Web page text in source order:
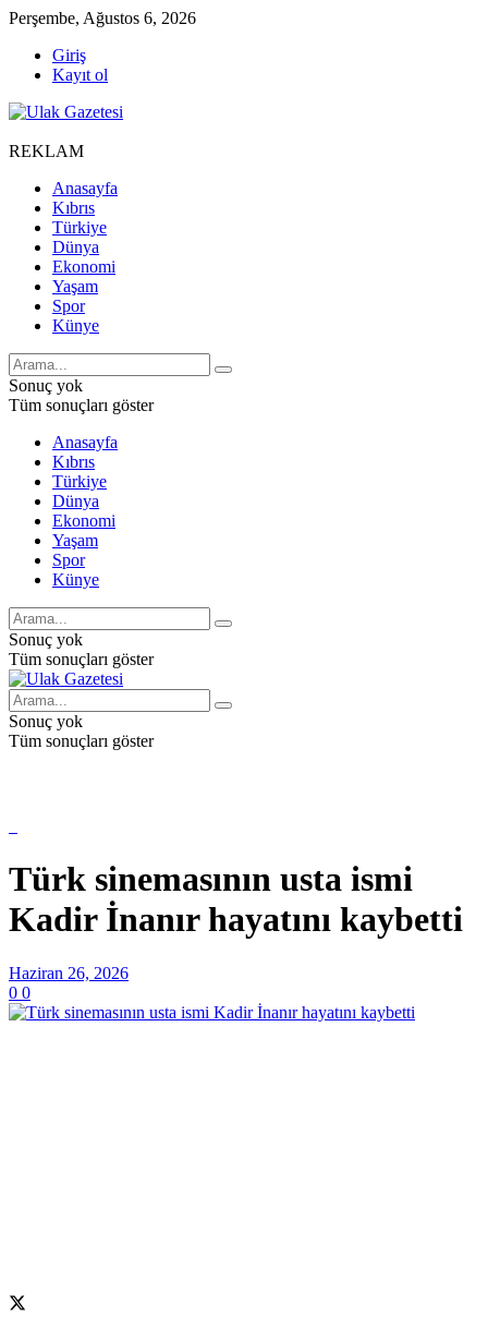
Perşembe, Ağustos 6, 2026
Giriş
Kayıt ol
REKLAM
Anasayfa
Kıbrıs
Türkiye
Dünya
Ekonomi
Yaşam
Spor
Künye
Sonuç yok
Tüm sonuçları göster
Anasayfa
Kıbrıs
Türkiye
Dünya
Ekonomi
Yaşam
Spor
Künye
Sonuç yok
Tüm sonuçları göster
Sonuç yok
Tüm sonuçları göster
Türk sinemasının usta ismi
Kadir İnanır hayatını kaybetti
Haziran 26, 2026
0 0